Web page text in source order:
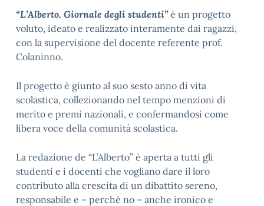
“L’Alberto. Giornale degli studenti”è un progetto
voluto, ideato e realizzato interamente dai ragazzi,
con la supervisione del docente referente prof.
Colaninno.
Il progetto è giunto al suo sesto anno di vita
scolastica, collezionando nel tempo menzioni di
merito e premi nazionali, e confermandosi come
libera voce della comunità scolastica.
La redazione de “L’Alberto” è aperta a tutti gli
studenti e i docenti che vogliano dare il loro
contributo alla crescita di un dibattito sereno,
responsabile e – perché no – anche ironico e